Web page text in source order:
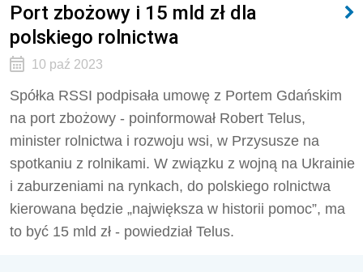
Port zbożowy i 15 mld zł dla
polskiego rolnictwa
10 paź 2023
Spółka RSSI podpisała umowę z Portem Gdańskim
na port zbożowy - poinformował Robert Telus,
minister rolnictwa i rozwoju wsi, w Przysusze na
spotkaniu z rolnikami. W związku z wojną na Ukrainie
i zaburzeniami na rynkach, do polskiego rolnictwa
kierowana będzie „największa w historii pomoc”, ma
to być 15 mld zł - powiedział Telus.